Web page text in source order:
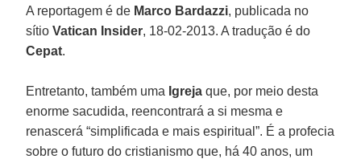
A reportagem é de Marco Bardazzi, publicada no
sítioVatican Insider, 18-02-2013. A tradução é do
Cepat.
Entretanto, também uma Igrejaque, por meio desta
enorme sacudida, reencontrará a si mesma e
renascerá “simplificada e mais espiritual”. É a profecia
sobre o futuro do cristianismo que, há 40 anos, um